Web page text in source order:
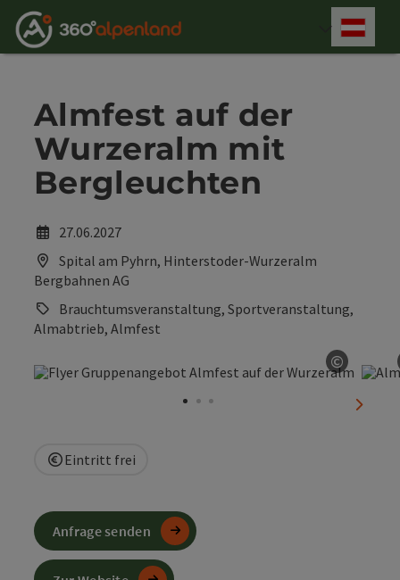
Zum Inhalt
Zur Navigation
Zum Seitenanfang
Zur Kontaktseite
Zur Suche
Zum Impressum
Zu den Hinweisen zur Bedienung der Website
Zur Startseite
Almfest auf der
Wurzeralm mit
Bergleuchten
27.06.2027
Spital am Pyhrn, Hinterstoder-Wurzeralm
Bergbahnen AG
Brauchtumsveranstaltung, Sportveranstaltung,
Almabtrieb, Almfest
©
Eintritt frei
Anfrage senden